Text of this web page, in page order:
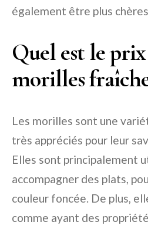
également être plus
Quel est le
morilles
Les morilles sont une
très appréciés pour leur
Elles sont principalement
accompagner des plats,
couleur foncée. De plus,
comme ayant des